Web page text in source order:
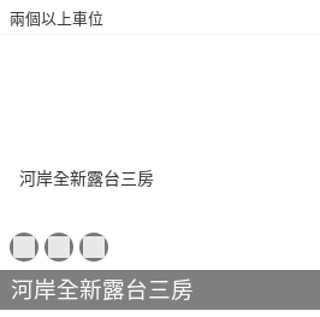
兩個以上車位
河岸全新露台三房